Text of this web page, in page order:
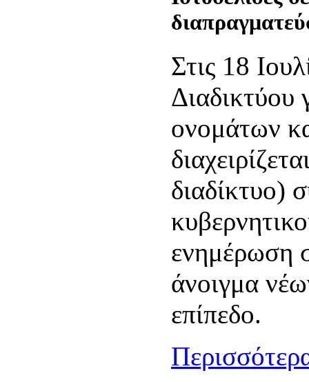
Στις 18
Διαδικτύου
ονομάτων
διαδίκτυο)
ενημέρωση
άνοιγμα
επίπεδο.